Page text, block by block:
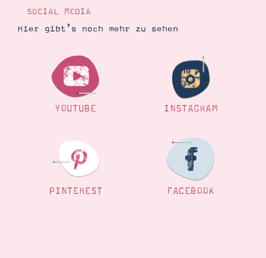
SOCIAL MEDIA
Hier gibt’s noch mehr zu sehen
YOUTUBE INSTAGRAM
PINTEREST FACEBOOK